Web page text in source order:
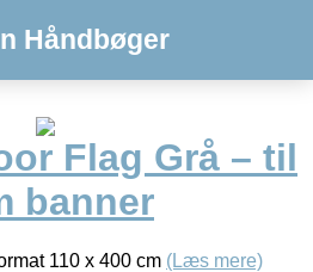
Håndbøger
Flag Grå – til
banner
110 x 400 cm (Læs mere)